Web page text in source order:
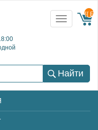
Toggle
navigation
{{
Найти